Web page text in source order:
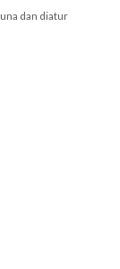
dan diatur